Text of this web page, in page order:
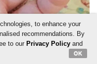
to enhance your
recommendations. By
to our Privacy Policyand
OK